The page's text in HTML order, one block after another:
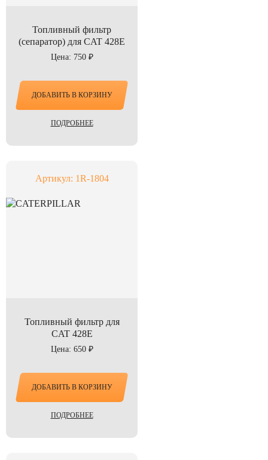
Топливный фильтр
(сепаратор) для CAT 428E
Цена: 750 ₽
ДОБАВИТЬ В КОРЗИНУ
ПОДРОБНЕЕ
Артикул: 1R-1804
Топливный фильтр для
CAT 428E
Цена: 650 ₽
ДОБАВИТЬ В КОРЗИНУ
ПОДРОБНЕЕ